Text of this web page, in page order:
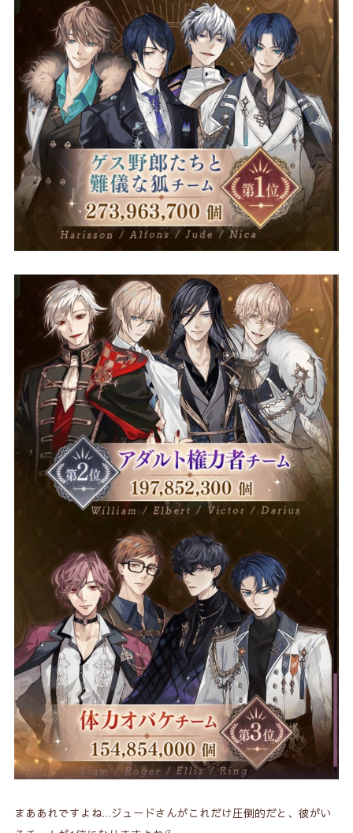
まああれですよね…ジュードさんがこれだけ圧倒的だと、彼がい